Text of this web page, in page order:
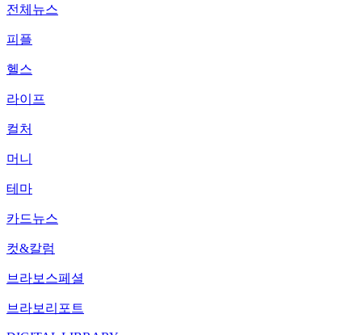
전체뉴스
피플
헬스
라이프
컬처
머니
테마
카드뉴스
컷&칼럼
브라보스페셜
브라보리포트